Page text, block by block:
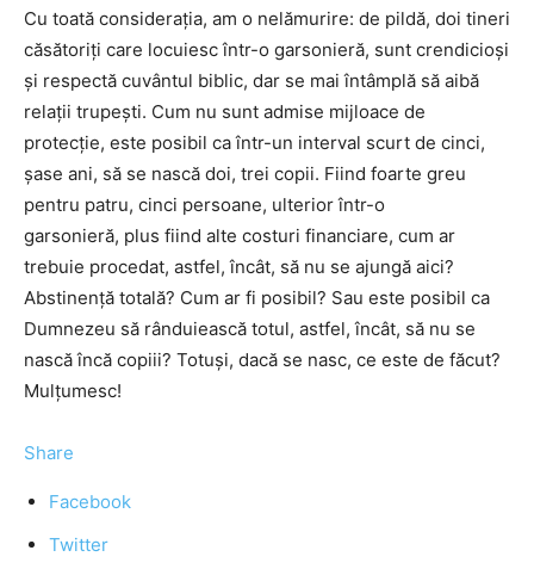
Cu toată considerația, am o nelămurire: de pildă, doi tineri
căsătoriți care locuiesc într-o garsonieră, sunt crendicioși
și respectă cuvântul biblic, dar se mai întâmplă să aibă
relații trupești. Cum nu sunt admise mijloace de
protecție, este posibil ca într-un interval scurt de cinci,
șase ani, să se nască doi, trei copii. Fiind foarte greu
pentru patru, cinci persoane, ulterior într-o
garsonieră, plus fiind alte costuri financiare, cum ar
trebuie procedat, astfel, încât, să nu se ajungă aici?
Abstinență totală? Cum ar fi posibil? Sau este posibil ca
Dumnezeu să rânduiească totul, astfel, încât, să nu se
nască încă copiii? Totuși, dacă se nasc, ce este de făcut?
Mulțumesc!
Share
Facebook
Twitter